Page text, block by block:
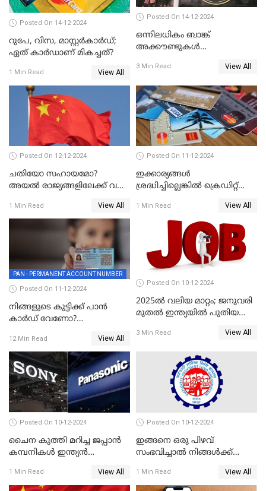
Posted On 14-12-2024
റുപേ, വിസ, മാസ്റ്റർകാർഡ്;
ഏത് കാർഡാണ് മികച്ചത്?
1 Min Read View All
Posted On 14-12-2024
ഒന്നിലധികം ബാങ്ക്
അക്കൗണ്ടുകൾ
ബി ഐ പറയുന്നത് എന്താണ്?
3 Min Read View All
Posted On 12-12-2024
ചതിയോ സഹായമോ?
അയൽ രാജ്യങ്ങളിലേക്ക് വൻ
ചൈന
1 Min Read View All
Posted On 11-12-2024
ഇക്കാര്യങ്ങൾ
ശ്രദ്ധിച്ചില്ലെങ്കിൽ ക്രെഡിറ്റ്
1 Min Read View All
PAN - PERMANENT ACCOUNT NUMBER
Posted On 11-12-2024
നിങ്ങളുടെ കുട്ടിക്ക് പാൻ
കാർഡ് വേണോ?
എങ്ങനെയാണെന്ന് നോക്കാം
12 Min Read View All
Posted On 10-12-2024
2025ൽ വലിയ മാറ്റം; ജനുവരി
മുതൽ ഇന്ത്യയിൽ പുതിയ
3 Min Read View All
Posted On 10-12-2024
ചൈന കുത്തി മറിച്ച ജപ്പാൻ
കമ്പനികൾ ഇന്ത്യൻ
വീണ്ടും മുന്നിൽ
1 Min Read View All
Posted On 10-12-2024
ഇങ്ങനെ ഒരു പിഴവ്
സംഭവിച്ചാൽ നിങ്ങൾക്ക്
1 Min Read View All